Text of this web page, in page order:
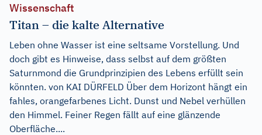
Wissenschaft
Titan – die kalte Alternative
Leben ohne Wasser ist eine seltsame Vorstellung. Und
doch gibt es Hinweise, dass selbst auf dem größten
Saturnmond die Grundprinzipien des Lebens erfüllt sein
könnten. von KAI DÜRFELD Über dem Horizont hängt ein
fahles, orangefarbenes Licht. Dunst und Nebel verhüllen
den Himmel. Feiner Regen fällt auf eine glänzende
Oberfläche....